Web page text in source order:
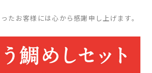
たお客様には心から感謝申し上げます。